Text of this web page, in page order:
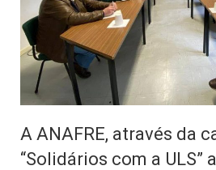
A ANAFRE, através da
“Solidários com a ULS”